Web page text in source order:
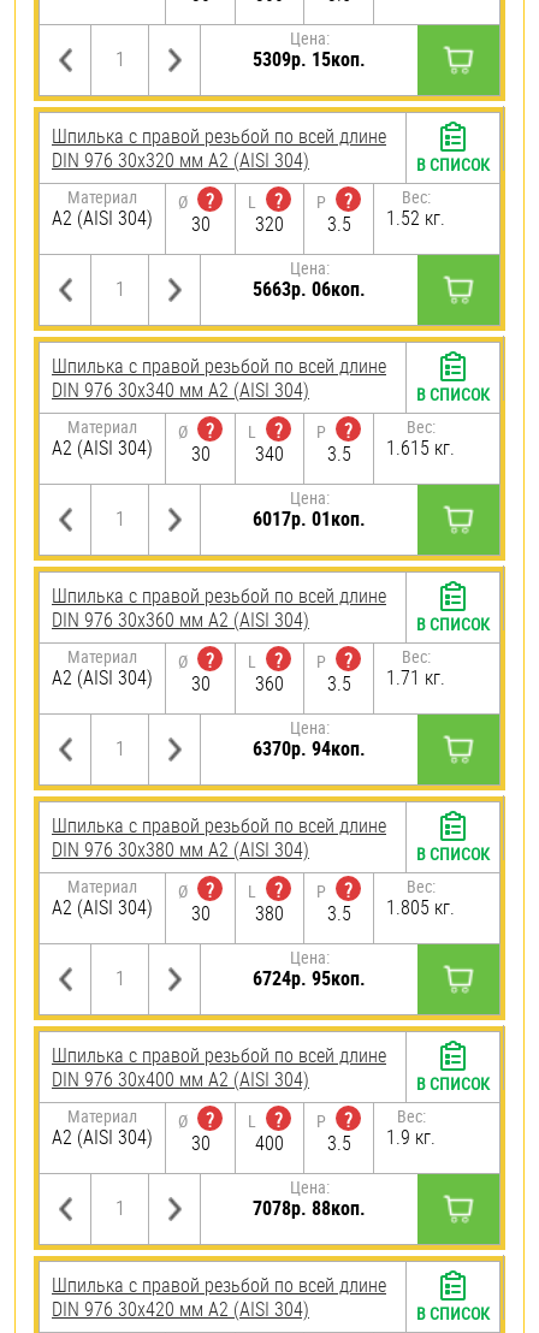
Цена:
5309р. 15коп.
Шпилька с правой резьбой по всей длине
DIN 976 30х320 мм А2 (AISI 304)
Материал
А2 (AISI 304)
Ø
?
30
L
?
320
P
?
3.5
Вес:
1.52 кг.
Цена:
5663р. 06коп.
В СПИСОК
Шпилька с правой резьбой по всей длине
DIN 976 30х340 мм А2 (AISI 304)
Материал
А2 (AISI 304)
Ø
?
30
L
?
340
P
?
3.5
Вес:
1.615 кг.
Цена:
6017р. 01коп.
В СПИСОК
Шпилька с правой резьбой по всей длине
DIN 976 30х360 мм А2 (AISI 304)
Материал
А2 (AISI 304)
Ø
?
30
L
?
360
P
?
3.5
Вес:
1.71 кг.
Цена:
6370р. 94коп.
В СПИСОК
Шпилька с правой резьбой по всей длине
DIN 976 30х380 мм А2 (AISI 304)
Материал
А2 (AISI 304)
Ø
?
30
L
?
380
P
?
3.5
Вес:
1.805 кг.
Цена:
6724р. 95коп.
В СПИСОК
Шпилька с правой резьбой по всей длине
DIN 976 30х400 мм А2 (AISI 304)
Материал
А2 (AISI 304)
Ø
?
30
L
?
400
P
?
3.5
Вес:
1.9 кг.
Цена:
7078р. 88коп.
В СПИСОК
Шпилька с правой резьбой по всей длине
DIN 976 30х420 мм А2 (AISI 304)
В СПИСОК